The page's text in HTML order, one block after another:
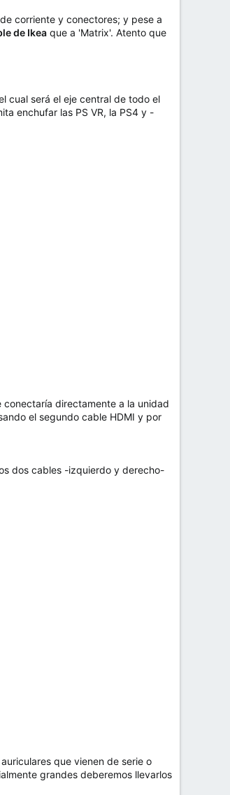
corriente y conectores; y pese a
de Ikea que a 'Matrix'. Atento que
cual será el eje central de todo el
enchufar las PS VR, la PS4 y -
conectaría directamente a la unidad
el segundo cable HDMI y por
dos cables -izquierdo y derecho-
que vienen de serie o
grandes deberemos llevarlos